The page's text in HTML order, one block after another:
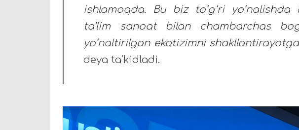
ishlamoqda. Bu biz to‘g‘ri
ta’lim sanoat bilan chambarchas
yo‘naltirilgan ekotizimni
deya ta’kidladi.